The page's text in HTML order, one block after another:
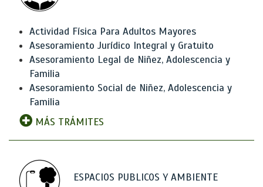
Actividad Física Para Adultos Mayores
Asesoramiento Jurídico Integral y Gratuito
Asesoramiento Legal de Niñez, Adolescencia y
Familia
Asesoramiento Social de Niñez, Adolescencia y
Familia
MÁS TRÁMITES
ESPACIOS PUBLICOS Y AMBIENTE